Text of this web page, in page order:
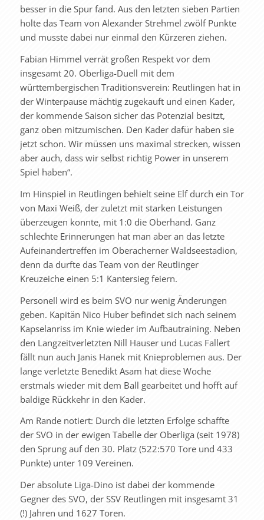
besser in die Spur fand. Aus den letzten sieben Partien
holte das Team von Alexander Strehmel zwölf Punkte
und musste dabei nur einmal den Kürzeren ziehen.
Fabian Himmel verrät großen Respekt vor dem
insgesamt 20. Oberliga-Duell mit dem
württembergischen Traditionsverein: Reutlingen hat in
der Winterpause mächtig zugekauft und einen Kader,
der kommende Saison sicher das Potenzial besitzt,
ganz oben mitzumischen. Den Kader dafür haben sie
jetzt schon. Wir müssen uns maximal strecken, wissen
aber auch, dass wir selbst richtig Power in unserem
Spiel haben“.
Im Hinspiel in Reutlingen behielt seine Elf durch ein Tor
von Maxi Weiß, der zuletzt mit starken Leistungen
überzeugen konnte, mit 1:0 die Oberhand. Ganz
schlechte Erinnerungen hat man aber an das letzte
Aufeinandertreffen im Oberacherner Waldseestadion,
denn da durfte das Team von der Reutlinger
Kreuzeiche einen 5:1 Kantersieg feiern.
Personell wird es beim SVO nur wenig Änderungen
geben. Kapitän Nico Huber befindet sich nach seinem
Kapselanriss im Knie wieder im Aufbautraining. Neben
den Langzeitverletzten Nill Hauser und Lucas Fallert
fällt nun auch Janis Hanek mit Knieproblemen aus. Der
lange verletzte Benedikt Asam hat diese Woche
erstmals wieder mit dem Ball gearbeitet und hofft auf
baldige Rückkehr in den Kader.
Am Rande notiert: Durch die letzten Erfolge schaffte
der SVO in der ewigen Tabelle der Oberliga (seit 1978)
den Sprung auf den 30. Platz (522:570 Tore und 433
Punkte) unter 109 Vereinen.
Der absolute Liga-Dino ist dabei der kommende
Gegner des SVO, der SSV Reutlingen mit insgesamt 31
(!) Jahren und 1627 Toren.